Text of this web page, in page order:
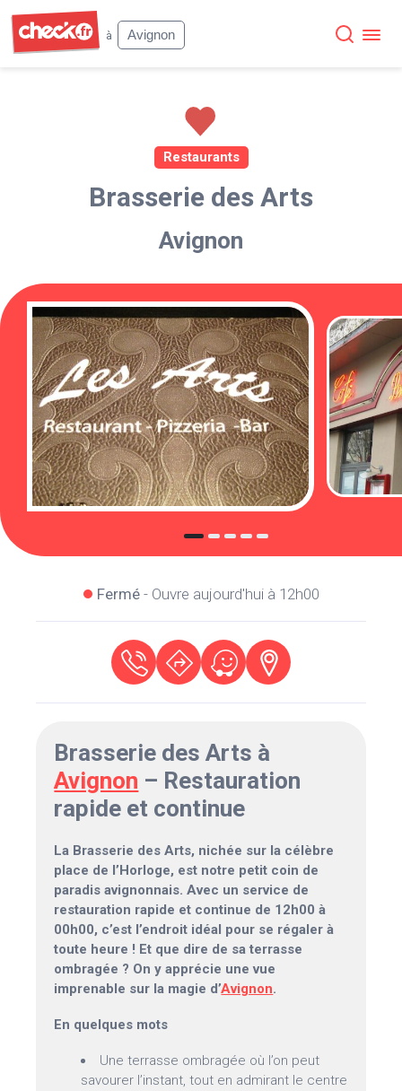
à
Avignon
Restaurants
Brasserie des Arts
Avignon
Fermé- Ouvre aujourd'hui à 12h00
Brasserie des Arts à
Avignon – Restauration
rapide et continue
La Brasserie des Arts, nichée sur la célèbre
place de l’Horloge, est notre petit coin de
paradis avignonnais. Avec un service de
restauration rapide et continue de 12h00 à
00h00, c’est l’endroit idéal pour se régaler à
toute heure ! Et que dire de sa terrasse
ombragée ? On y apprécie une vue
imprenable sur la magie d’Avignon.
En quelques mots
Une terrasse ombragée où l’on peut
savourer l’instant, tout en admirant le centre